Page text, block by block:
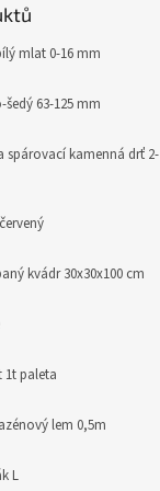
mlat 0-16 mm
63-125 mm
spárovací kamenná drť 2-
kvádr 30x30x100 cm
1t paleta
lem 0,5m
L